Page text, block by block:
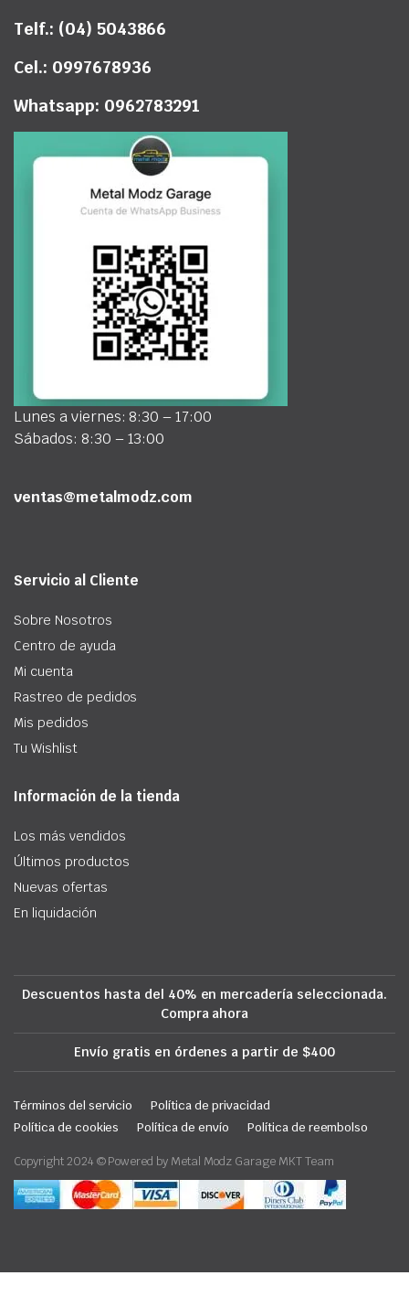
Telf.: (04) 5043866
Cel.: 0997678936
Whatsapp: 0962783291
Lunes a viernes: 8:30 – 17:00
Sábados: 8:30 – 13:00
ventas@metalmodz.com
Servicio al Cliente
Sobre Nosotros
Centro de ayuda
Mi cuenta
Rastreo de pedidos
Mis pedidos
Tu Wishlist
Información de la tienda
Los más vendidos
Últimos productos
Nuevas ofertas
En liquidación
Descuentos hasta del 40% en mercadería seleccionada.
Compra ahora
Envío gratis en órdenes a partir de $400
Términos del servicio
Política de privacidad
Política de cookies
Política de envío Política de reembolso
Copyright 2024 © Powered by Metal Modz Garage MKT Team